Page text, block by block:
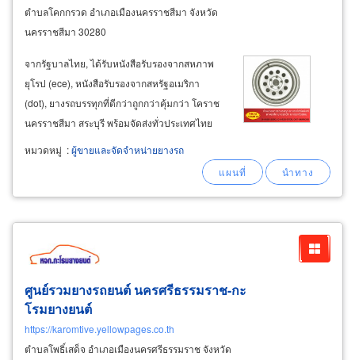
ตำบลโคกกรวด อำเภอเมืองนครราชสีมา จังหวัด
นครราชสีมา 30280
จากรัฐบาลไทย, ได้รับหนังสือรับรองจากสหภาพ
ยุโรป (ece), หนังสือรับรองจากสหรัฐอเมริกา
(dot), ยางรถบรรทุกที่ดีกว่าถูกกว่าคุ้มกว่า โคราช
นครราชสีมา สระบุรี พร้อมจัดส่งทั่วประเทศไทย
center) ขายยางรถใหญ่ ยางอัดดอกขายพร้อมโครง
หมวดหมู่ :ผู้ขายและจัดจำหน่ายยางรถ
ศูนย์รวมยางรถยนต์ นครศรีธรรมราช-กะ
โรมยางยนต์
https://karomtive.yellowpages.co.th
ตำบลโพธิ์เสด็จ อำเภอเมืองนครศรีธรรมราช จังหวัด